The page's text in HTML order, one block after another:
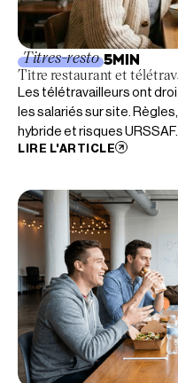
Titres-resto 5MIN
Titre restaurant et
Les télétravailleurs ont
les salariés sur site.
hybride et risques URSSAF.
LIRE L'ARTICLE